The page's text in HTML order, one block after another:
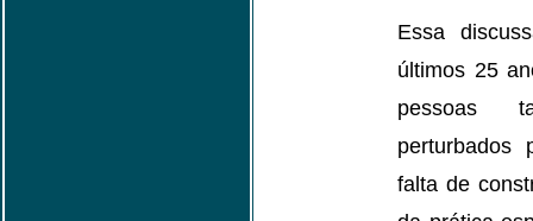
Essa
últimos 25
pessoas
perturbados
falta de